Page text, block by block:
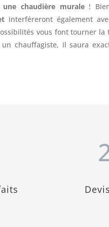
chaudière murale!
interféreront également
vous font tourner la
chauffagiste, il saura